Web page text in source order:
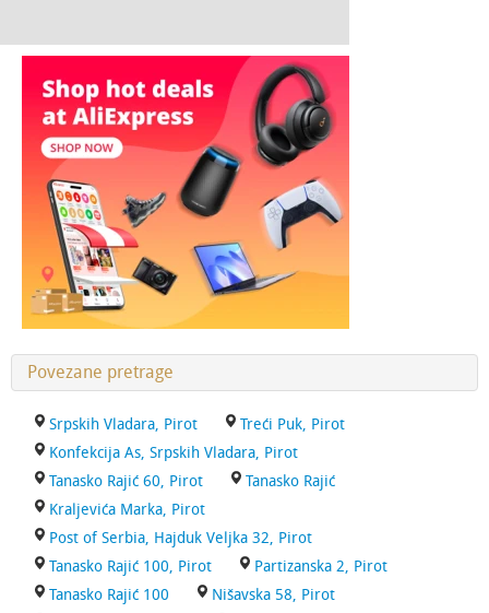
Povezane pretrage
Srpskih Vladara, Pirot
Treći Puk, Pirot
Konfekcija As, Srpskih Vladara, Pirot
Tanasko Rajić 60, Pirot
Tanasko Rajić
Kraljevića Marka, Pirot
Post of Serbia, Hajduk Veljka 32, Pirot
Tanasko Rajić 100, Pirot
Partizanska 2, Pirot
Tanasko Rajić 100
Nišavska 58, Pirot